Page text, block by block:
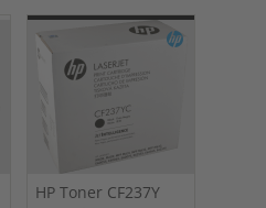
HP Toner CF237Y